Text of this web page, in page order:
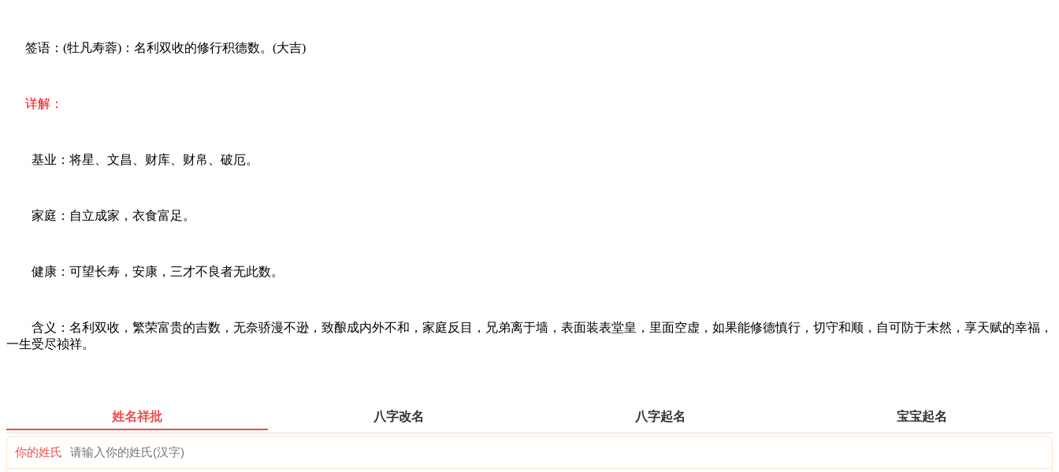
签语：(牡凡寿蓉)：名利双收的修行积德数。(大吉)
详解：
基业：将星、文昌、财库、财帛、破厄。
家庭：自立成家，衣食富足。
健康：可望长寿，安康，三才不良者无此数。
含义：名利双收，繁荣富贵的吉数，无奈骄漫不逊，致酿成内外不和，家庭反目，兄弟离于墙，表面装表堂皇，里面空虚，如果能修德慎行，切守和顺，自可防于末然，享天赋的幸福，
一生受尽祯祥。
姓名祥批 八字改名 八字起名 宝宝起名
你的姓氏